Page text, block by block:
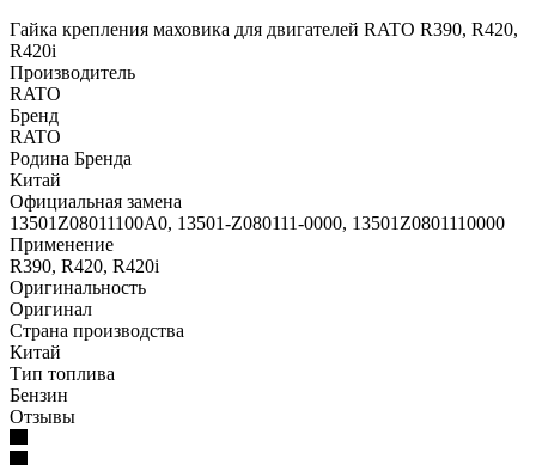
Гайка крепления маховика для двигателей RATO R390, R420,
R420i
Производитель
RATO
Бренд
RATO
Родина Бренда
Китай
Официальная замена
13501Z08011100A0, 13501-Z080111-0000, 13501Z0801110000
Применение
R390, R420, R420i
Оригинальность
Оригинал
Страна производства
Китай
Тип топлива
Бензин
Отзывы